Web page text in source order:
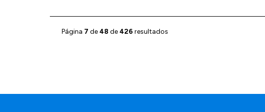
Página 7 de 48 de 426 resultados